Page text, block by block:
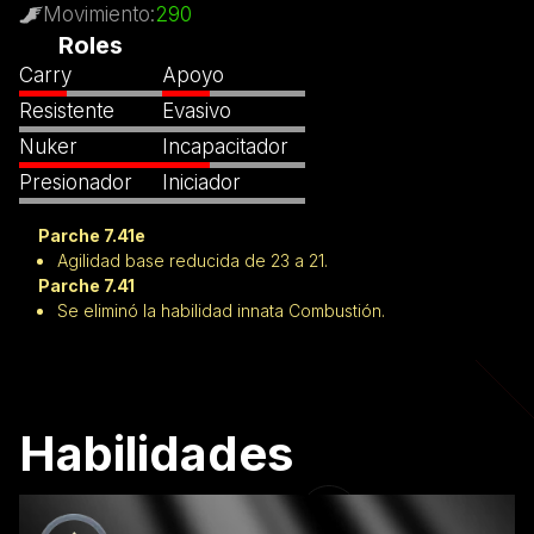
Movimiento:290
Roles
Carry
Resistente
Nuker
Presionador
Apoyo
Evasivo
Incapacitador
Iniciador
Parche 7.41e
Agilidad base reducida de 23 a 21.
Parche 7.41
Se eliminó la habilidad innata Combustión.
Habilidades